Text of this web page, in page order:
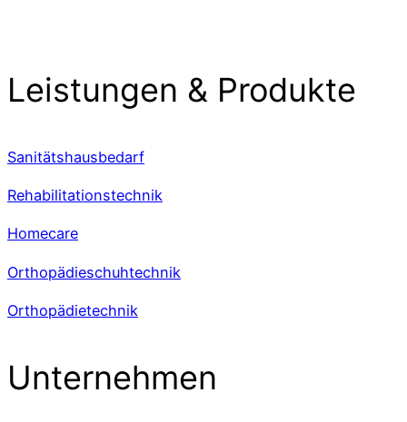
Leistungen & Produkte
Sanitätshausbedarf
Rehabilitationstechnik
Homecare
Orthopädieschuhtechnik
Orthopädietechnik
Unternehmen